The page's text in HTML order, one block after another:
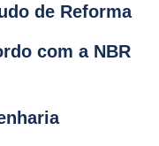
de Reforma
com a NBR